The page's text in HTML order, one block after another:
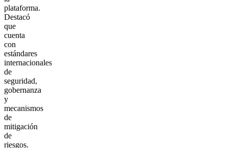
plataforma.
Destacó
que
cuenta
con
estándares
internacionales
de
seguridad,
gobernanza
y
mecanismos
de
mitigación
de
riesgos.